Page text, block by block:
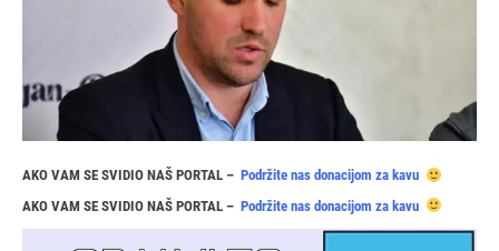
AKO VAM SE SVIDIO NAŠ PORTAL – Podržite nas donacijom za kavu
AKO VAM SE SVIDIO NAŠ PORTAL – Podržite nas donacijom za kavu